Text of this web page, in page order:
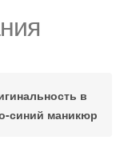
в
синий маникюр